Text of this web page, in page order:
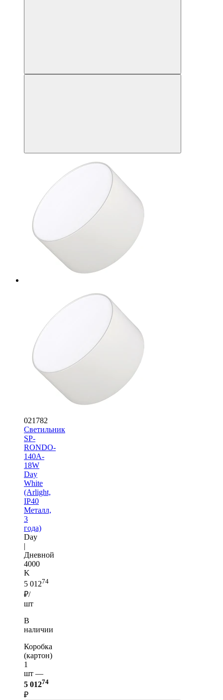
021782
Светильник
SP-
RONDO-
140A-
18W
Day
White
(Arlight,
IP40
Металл,
3
года)
Day
|
Дневной
4000
K
5 01274
₽/
шт
В
наличии
Коробка
(картон)
1
шт —
5 01274
₽